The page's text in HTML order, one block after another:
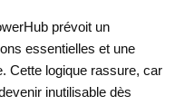
prévoit un
essentielles et une
Cette logique rassure, car
inutilisable dès